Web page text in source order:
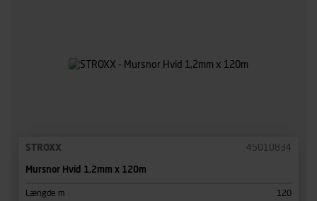
STROXX 45010834
Mursnor Hvid 1,2mm x 120m
Længde m 120